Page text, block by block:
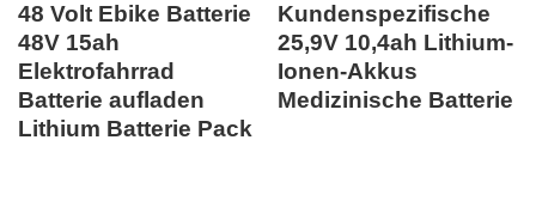
48 Volt Ebike Batterie
48V 15ah
Elektrofahrrad
Batterie aufladen
Lithium Batterie Pack
Kundenspezifische
25,9V 10,4ah Lithium-
Ionen-Akkus
Medizinische Batterie